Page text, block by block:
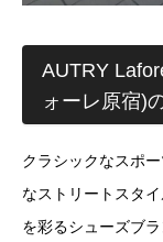
AUTRY
ォーレ原宿)
クラシックなスポ
なストリートスタ
を彩るシューズブ